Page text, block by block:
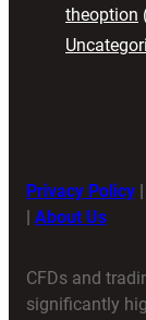
theoption
Privacy Policy |
| About Us
CFDs and
significantly